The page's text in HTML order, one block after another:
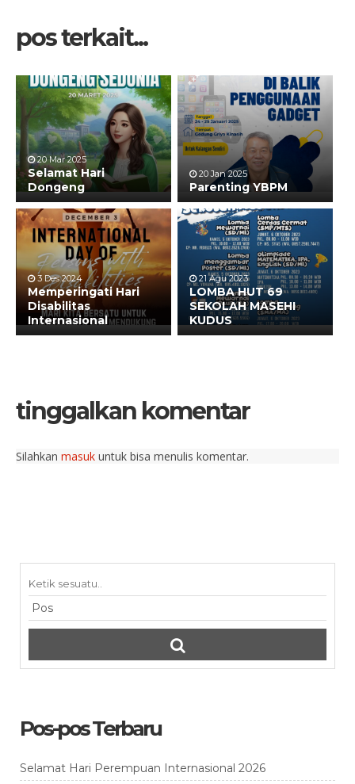
pos terkait...
20 Mar 2025
Selamat Hari
Dongeng
20 Jan 2025
Parenting YBPM
3 Des 2024
Memperingati Hari
Disabilitas
Internasional
21 Agu 2023
LOMBA HUT 69
SEKOLAH MASEHI
KUDUS
tinggalkan komentar
Silahkan masuk untuk bisa menulis komentar.
Pos-pos Terbaru
Selamat Hari Perempuan Internasional 2026